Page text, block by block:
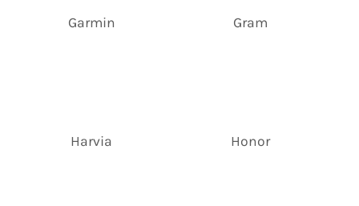
Garmin Gram
Harvia Honor